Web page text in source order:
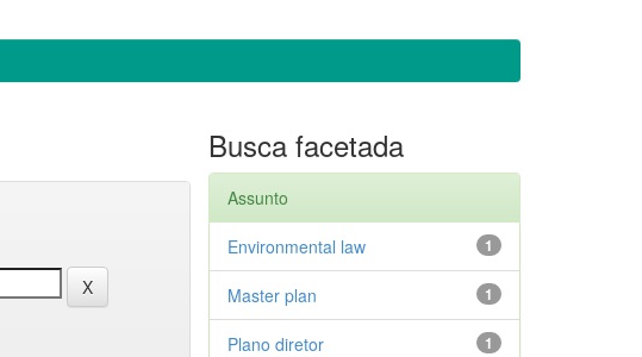
Busca facetada
Assunto
1
Environmental law
1
Master plan
1
Plano diretor